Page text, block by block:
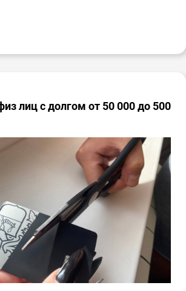
лиц с долгом от 50 000 до 500